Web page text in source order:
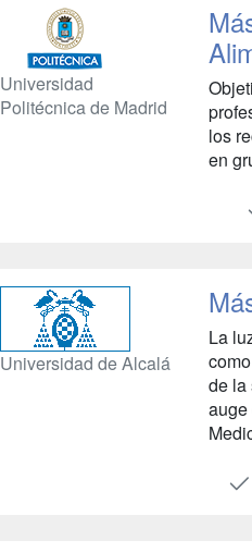
Universidad
Politécnica de Madrid
los
en
Universidad de Alcalá
La
de la
auge